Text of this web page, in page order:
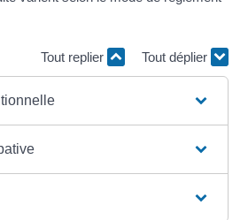
Tout replier Tout déplier